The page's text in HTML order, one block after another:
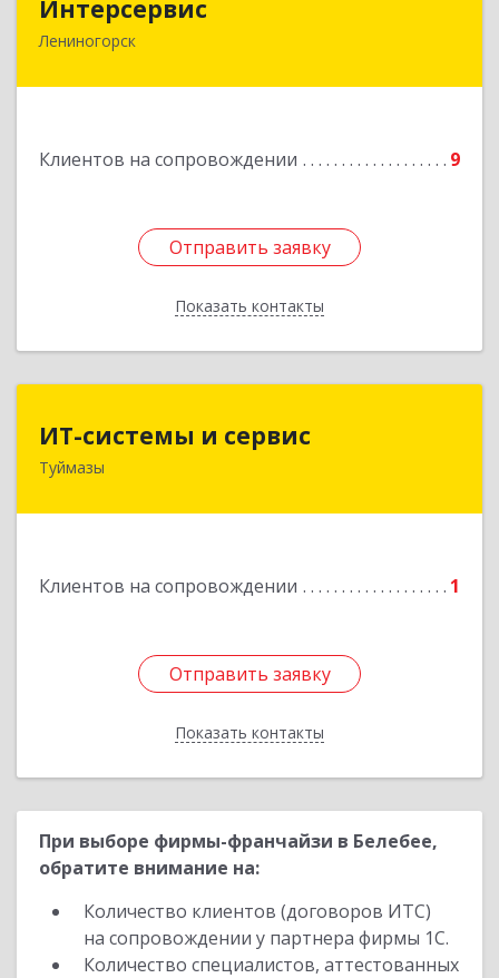
Интерсервис
Лениногорск
Клиентов на сопровождении 9
Отправить заявку
Показать контакты
423250, Татарстан Респ, Лениногорск г,
Отправить заявку
Назад
ИТ-системы и сервис
Туймазы
Клиентов на сопровождении 1
Отправить заявку
Показать контакты
Подробнее
Отправить заявку
Назад
При выборе фирмы-франчайзи в Белебее,
обратите внимание на:
Количество клиентов (договоров ИТС)
на сопровождении у партнера фирмы 1С.
Количество специалистов, аттестованных